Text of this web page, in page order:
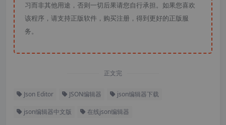
习而非其他用途，否则一切后果请您自行承担。如果您喜欢
该程序，请支持正版软件，购买注册，得到更好的正版服
务。
正文完
Json Editor JSON编辑器 json编辑器下载
json编辑器中文版 在线json编辑器